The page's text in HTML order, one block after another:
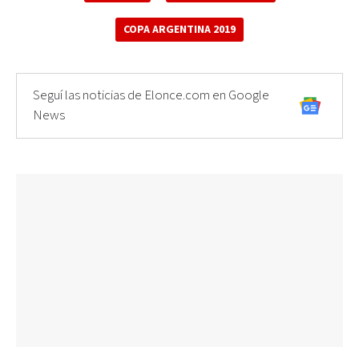
COPA ARGENTINA 2019
Seguí las noticias de Elonce.com en Google
News